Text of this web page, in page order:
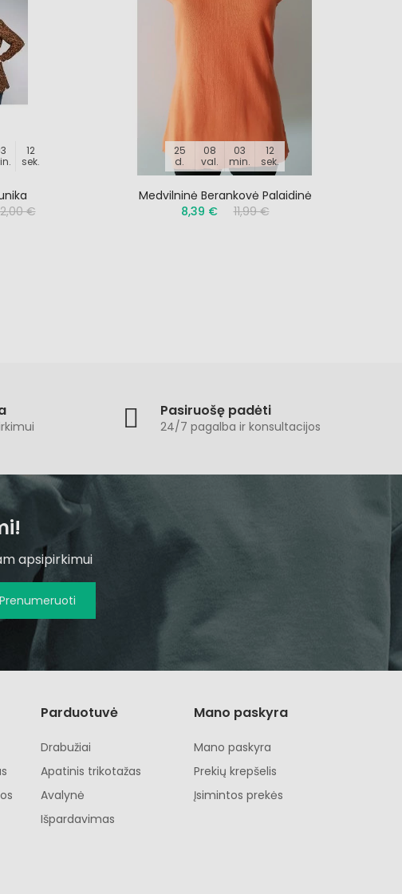
11
sek.
€
25
d.
08
val.
03
min.
11
sek.
Medvilninė Berankovė Palaidinė
8,39 €
11,99 €
Pasiruošę padėti
24/7 pagalba ir konsultacijos
apsipirkimui
Prenumeruoti
Parduotuvė
Drabužiai
Apatinis trikotažas
Avalynė
Išpardavimas
Mano paskyra
Mano paskyra
Prekių krepšelis
Įsimintos prekės